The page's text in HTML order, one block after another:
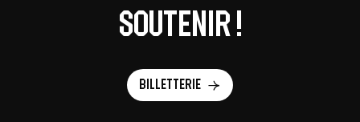
soutenir !
Billetterie